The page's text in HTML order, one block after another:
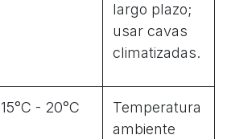
largo plazo;
usar cavas
climatizadas.
15°C - 20°C
Temperatura
ambiente